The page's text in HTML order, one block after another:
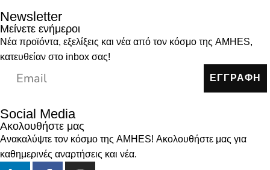
Newsletter
Μείνετε ενήμεροι
Νέα προϊόντα, εξελίξεις και νέα από τον κόσμο της AMHES,
κατευθείαν στο inbox σας!
ΕΓΓΡΑΦΗ
Social Media
Ακολουθήστε μας
Ανακαλύψτε τον κόσμο της AMHES! Ακολουθήστε μας για
καθημερινές αναρτήσεις και νέα.